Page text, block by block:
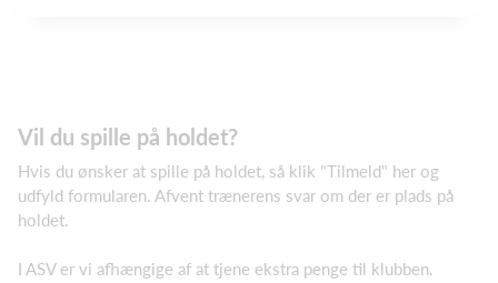
Vil du spille på holdet?
Hvis du ønsker at spille på holdet, så klik "Tilmeld" her og
udfyld formularen. Afvent trænerens svar om der er plads på
holdet.
I ASV er vi afhængige af at tjene ekstra penge til klubben.